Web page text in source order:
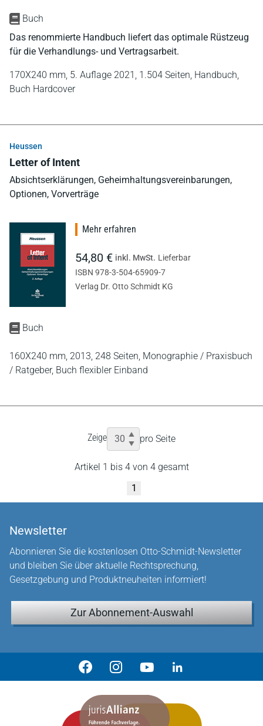
Buch
Das renommierte Handbuch liefert das optimale Rüstzeug
für die Verhandlungs- und Vertragsarbeit.
170X240 mm, 5. Auflage 2021, 1.504 Seiten, Handbuch,
Buch Hardcover
Heussen
Letter of Intent
Absichtserklärungen, Geheimhaltungsvereinbarungen,
Optionen, Vorverträge
Buch
160X240 mm, 2013, 248 Seiten, Monographie / Praxisbuch
/ Ratgeber, Buch flexibler Einband
Mehr erfahren
54,80 € inkl. MwSt. Lieferbar
ISBN 978-3-504-65909-7
Verlag Dr. Otto Schmidt KG
Zeige pro Seite
Artikel 1 bis 4 von 4 gesamt
1
Newsletter
Abonnieren Sie die kostenlosen Otto-Schmidt-Newsletter
und bleiben Sie über aktuelle Rechtsprechung,
Gesetzgebung und Produktneuheiten informiert!
Zur Abonnement-Auswahl